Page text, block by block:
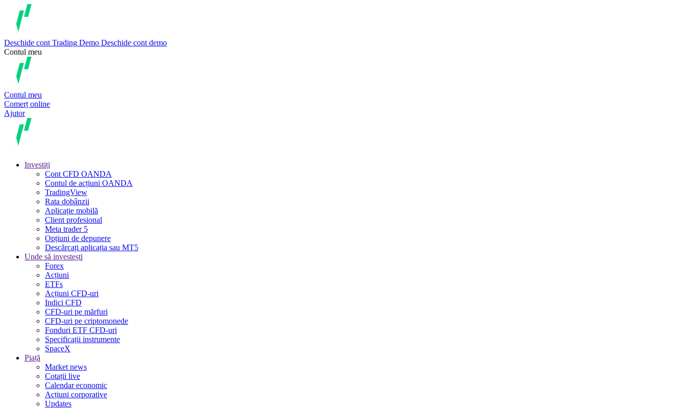
Deschide cont Trading Demo Deschide cont demo
Contul meu
Contul meu
Comerț online
Ajutor
Investiți
Cont CFD OANDA
Contul de acțiuni OANDA
TradingView
Rata dobânzii
Aplicație mobilă
Client profesional
Meta trader 5
Opțiuni de depunere
Descărcați aplicația sau MT5
Unde să investești
Forex
Acțiuni
ETFs
Acțiuni CFD-uri
Indici CFD
CFD-uri pe mărfuri
CFD-uri pe criptomonede
Fonduri ETF CFD-uri
Specificații instrumente
SpaceX
Piață
Market news
Cotații live
Calendar economic
Acțiuni corporative
Updates